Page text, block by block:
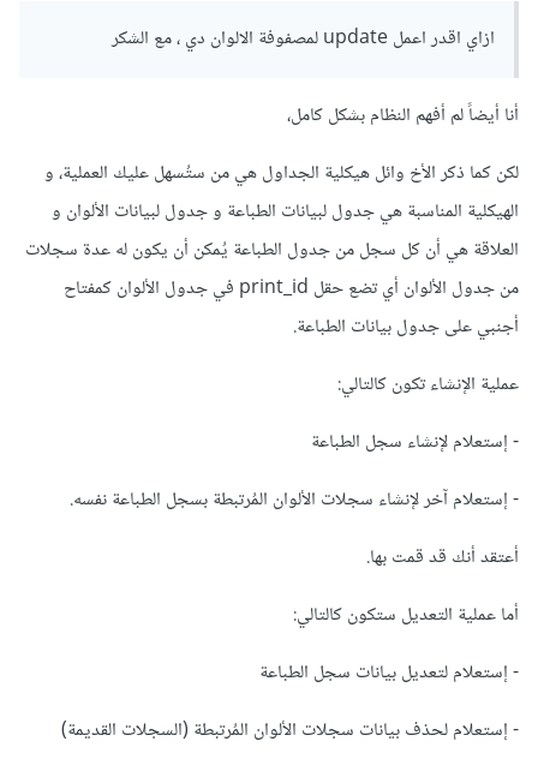
ازاي اقدر اعمل update لمصفوفة الالوان دي ، مع الشكر
أنا أيضاً لم أفهم النظام بشكل كامل،
لكن كما ذكر الأخ وائل هيكلية الجداول هي من ستُسهل عليك العملية، و
الهيكلية المناسبة هي جدول لبيانات الطباعة و جدول لبيانات الألوان و
العلاقة هي أن كل سجل من جدول الطباعة يُمكن أن يكون له عدة سجلات
من جدول الألوان أي تضع حقل print_id في جدول الألوان كمفتاح
أجنبي على جدول بيانات الطباعة.
عملية الإنشاء تكون كالتالي:
- إستعلام لإنشاء سجل الطباعة
- إستعلام آخر لإنشاء سجلات الألوان المُرتبطة بسجل الطباعة نفسه.
أعتقد أنك قد قمت بها.
أما عملية التعديل ستكون كالتالي:
- إستعلام لتعديل بيانات سجل الطباعة
- إستعلام لحذف بيانات سجلات الألوان المُرتبطة (السجلات القديمة)